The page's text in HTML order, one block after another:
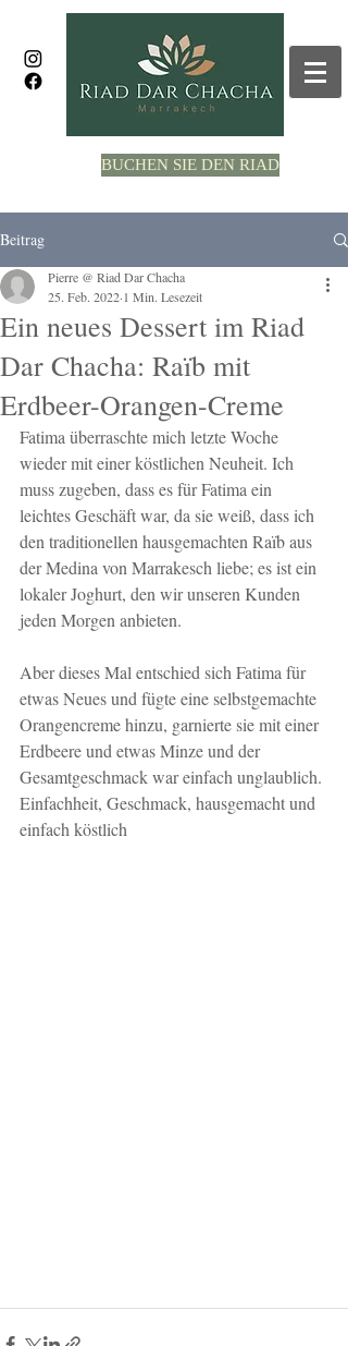
BUCHEN SIE DEN RIAD
Beitrag
Ein neues Dessert im Riad
Dar Chacha: Raïb mit
Erdbeer-Orangen-Creme
Pierre @ Riad Dar Chacha
25. Feb. 2022 1 Min. Lesezeit
Fatima überraschte mich letzte Woche
wieder mit einer köstlichen Neuheit. Ich
muss zugeben, dass es für Fatima ein
leichtes Geschäft war, da sie weiß, dass ich
den traditionellen hausgemachten Raïb aus
der Medina von Marrakesch liebe; es ist ein
lokaler Joghurt, den wir unseren Kunden
jeden Morgen anbieten.
Aber dieses Mal entschied sich Fatima für
etwas Neues und fügte eine selbstgemachte
Orangencreme hinzu, garnierte sie mit einer
Erdbeere und etwas Minze und der
Gesamtgeschmack war einfach unglaublich.
Einfachheit, Geschmack, hausgemacht und
einfach köstlich